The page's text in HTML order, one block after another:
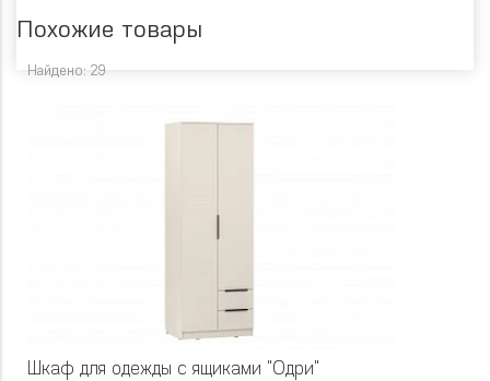
Похожие товары
Найдено: 29
Шкаф для одежды с ящиками "Одри"